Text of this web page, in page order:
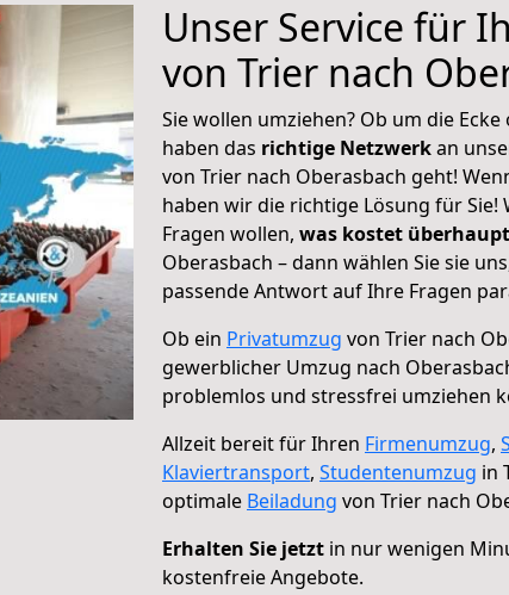
Unser Service für
von Trier nach
Sie wollen umziehen? Ob um die
haben das richtige Netzwerkan
von Trier nach Oberasbach geht!
haben wir die richtige Lösung für Sie!
Fragen wollen, was kostet
Oberasbach – dann wählen Sie sie
passende Antwort auf Ihre Fragen
Ob ein Privatumzug von Trier nach
gewerblicher Umzug nach
problemlos und stressfrei umziehen
Allzeit bereit für Ihren Firmenumzug,
Klaviertransport, Studentenumzug in
optimale Beiladung von Trier nach
Erhalten Sie jetzt in nur wenigen
kostenfreie Angebote.